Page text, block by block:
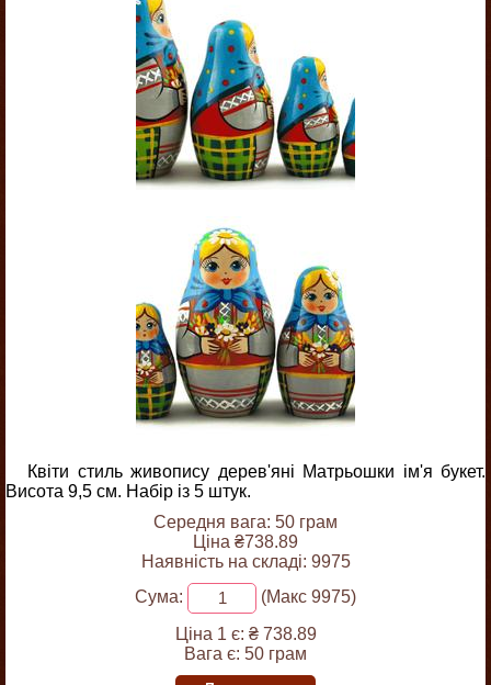
Квіти стиль живопису дерев'яні Матрьошки ім'я букет.
Висота 9,5 см. Набір із 5 штук.
Середня вага: 50 грам
Ціна ₴738.89
Наявність на складі: 9975
Сума:
(Макс 9975)
Ціна 1 є: ₴ 738.89
Вага є: 50 грам